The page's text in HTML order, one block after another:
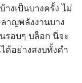
งเป็นบางครั้ง ไม่
าญพลังงานบาง
รอบๆ บล็อก นี่จะ
อย่างสงบทั้งคำ